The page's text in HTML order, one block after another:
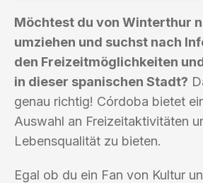
Möchtest du von Winterthur
umziehen und suchst nach
den Freizeitmöglichkeiten
in dieser spanischen Stadt?
genau richtig! Córdoba bietet
Auswahl an Freizeitaktivitäten
Lebensqualität zu bieten.
Egal ob du ein Fan von Kultur